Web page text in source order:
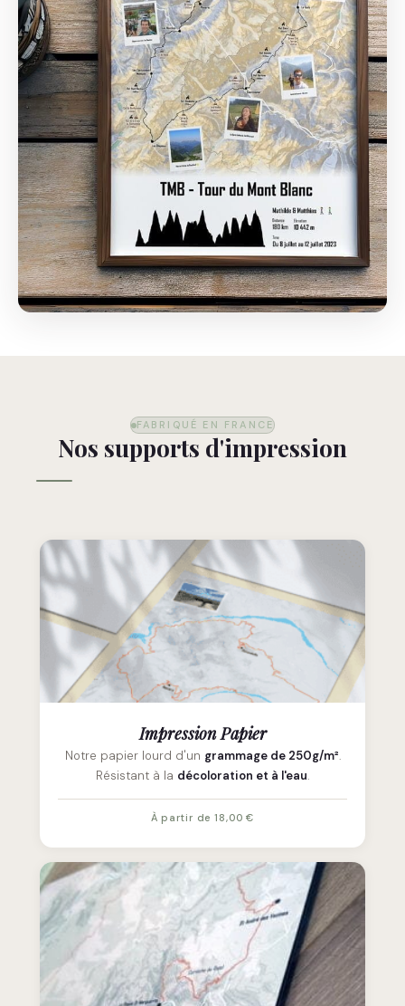
FABRIQUÉ EN FRANCE
Nos supports d'impression
Impression Papier
Notre papier lourd d'un grammage de 250g/m².
Résistant à la décoloration et à l'eau.
À partir de 18,00 €